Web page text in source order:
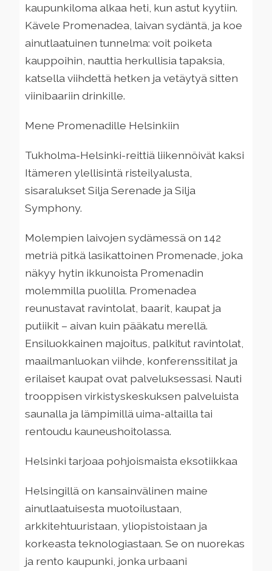
kaupunkiloma alkaa heti, kun astut kyytiin.
Kävele Promenadea, laivan sydäntä, ja koe
ainutlaatuinen tunnelma: voit poiketa
kauppoihin, nauttia herkullisia tapaksia,
katsella viihdettä hetken ja vetäytyä sitten
viinibaariin drinkille.
Mene Promenadille Helsinkiin
Tukholma-Helsinki-reittiä liikennöivät kaksi
Itämeren ylellisintä risteilyalusta,
sisaralukset Silja Serenade ja Silja
Symphony.
Molempien laivojen sydämessä on 142
metriä pitkä lasikattoinen Promenade, joka
näkyy hytin ikkunoista Promenadin
molemmilla puolilla. Promenadea
reunustavat ravintolat, baarit, kaupat ja
putiikit – aivan kuin pääkatu merellä.
Ensiluokkainen majoitus, palkitut ravintolat,
maailmanluokan viihde, konferenssitilat ja
erilaiset kaupat ovat palveluksessasi. Nauti
trooppisen virkistyskeskuksen palveluista
saunalla ja lämpimillä uima-altailla tai
rentoudu kauneushoitolassa.
Helsinki tarjoaa pohjoismaista eksotiikkaa
Helsingillä on kansainvälinen maine
ainutlaatuisesta muotoilustaan,
arkkitehtuuristaan, yliopistoistaan ​​ja
korkeasta teknologiastaan. Se on nuorekas
ja rento kaupunki, jonka urbaani